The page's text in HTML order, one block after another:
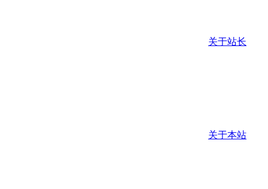
关于站长
关于本站